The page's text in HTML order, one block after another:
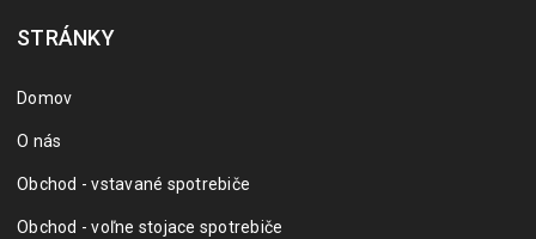
STRÁNKY
Domov
O nás
Obchod - vstavané spotrebiče
Obchod - voľne stojace spotrebiče